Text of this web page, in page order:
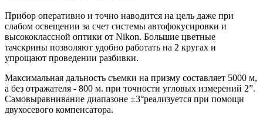
Прибор оперативно и точно наводится на цель даже при
слабом освещении за счет системы автофокусировки и
высококлассной оптики от Nikon. Большие цветные
тачскрины позволяют удобно работать на 2 кругах и
упрощают проведении разбивки.
Максимальная дальность съемки на призму составляет 5000 м,
а без отражателя - 800 м. при точности угловых измерений 2”.
Самовыравнивание диапазоне ±3°реализуется при помощи
двухосевого компенсатора.